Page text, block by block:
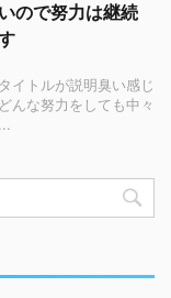
ので努力は継続
イトルが説明臭い感じ
んな努力をしても中々